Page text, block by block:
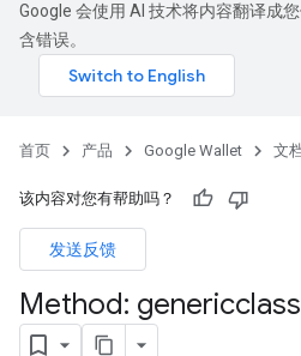
Google 会使用 AI 技术将内容翻译成
含错误。
首页 产品 Google Wallet 文
该内容对您有帮助吗？
发送反馈
Method: genericclass